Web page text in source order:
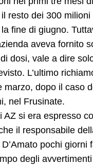
il resto dei 300 milioni
fine di giugno.
aveva fornito
dosi, vale a dire
L’ultimo
marzo, dopo il caso
nel Frusinate.
AZ si era espresso
il responsabile
pochi giorni
degli